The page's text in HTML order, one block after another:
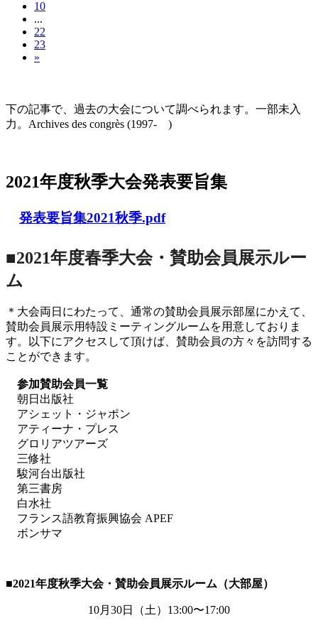
10
...
22
23
»
下の記事で、過去の大会について調べられます。一部未入
力。Archives des congrès (1997- )
2021年度秋季大会発表要旨集
発表要旨集2021秋季.pdf
■2021年度春季大会・賛助会員展示ルー
ム
＊大会両日にわたって、通常の賛助会員展示部屋にかえて、
賛助会員展示用特設ミーティングルームを用意しておりま
す。以下にアクセスして頂けば、賛助会員の方々を訪問する
ことができます。
参加賛助会員一覧
朝日出版社
アシェット・ジャポン
アティーナ・プレス
グロリアツアーズ
三修社
駿河台出版社
第三書房
白水社
フランス語教育振興協会 APEF
ボンサマ
■2021年度秋季大会・賛助会員展示ルーム（大部屋）
10月 30日（土） 13:00〜17:00